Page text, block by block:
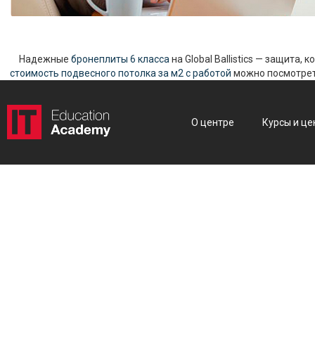
Надежные бронеплиты 6 класса на Global Ballistics — защита,
стоимость подвесного потолка за м2 с работой можно
О центре Курсы и